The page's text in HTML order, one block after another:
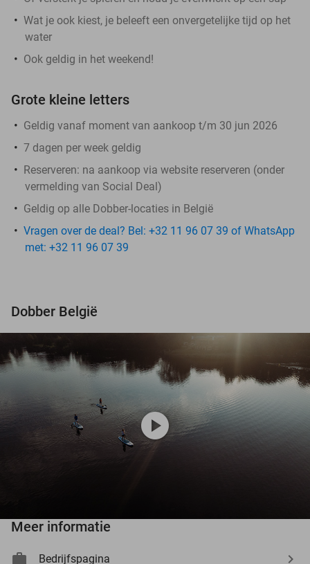
Wat je ook kiest, je beleeft een onvergetelijke tijd op het
water
Ook geldig in het weekend!
Grote kleine letters
Geldig vanaf moment van aankoop t/m 30 jun 2026
7 dagen per week geldig
Reserveren: na aankoop via website reserveren (onder
vermelding van Social Deal)
Geldig op alle Dobber-locaties in België
Vragen over de deal? Bel: +32 11 96 07 39 of WhatsApp
met: +32 11 96 07 39
Dobber België
play_circle
Meer informatie
Bedrijfspagina